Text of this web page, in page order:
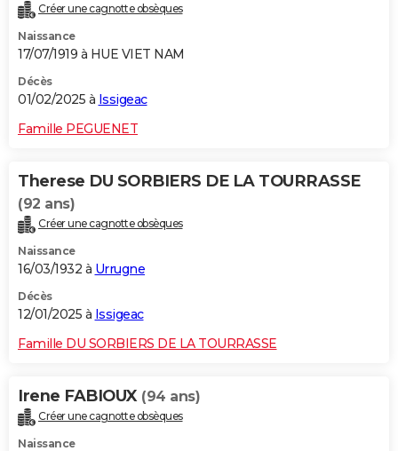
Créer une cagnotte obsèques
Naissance
17/07/1919 à HUE VIET NAM
Décès
01/02/2025 à Issigeac
Famille PEGUENET
Therese DU SORBIERS DE LA TOURRASSE
(92 ans)
Créer une cagnotte obsèques
Naissance
16/03/1932 à Urrugne
Décès
12/01/2025 à Issigeac
Famille DU SORBIERS DE LA TOURRASSE
Irene FABIOUX (94 ans)
Créer une cagnotte obsèques
Naissance